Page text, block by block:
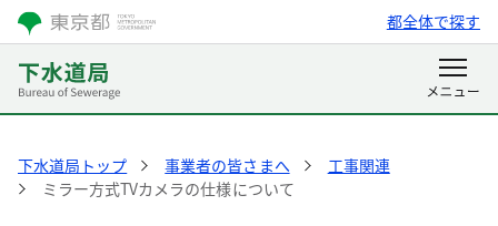
都全体で探す
下水道局トップ 事業者の皆さまへ
工事関連
ミラー方式TVカメラの仕様について